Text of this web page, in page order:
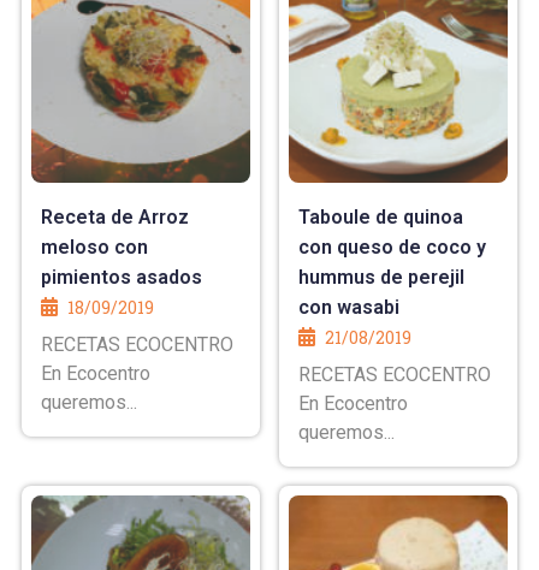
Receta de Arroz
meloso con
pimientos asados
18/09/2019
RECETAS ECOCENTRO
En Ecocentro
queremos...
Taboule de quinoa
con queso de coco y
hummus de perejil
con wasabi
21/08/2019
RECETAS ECOCENTRO
En Ecocentro
queremos...